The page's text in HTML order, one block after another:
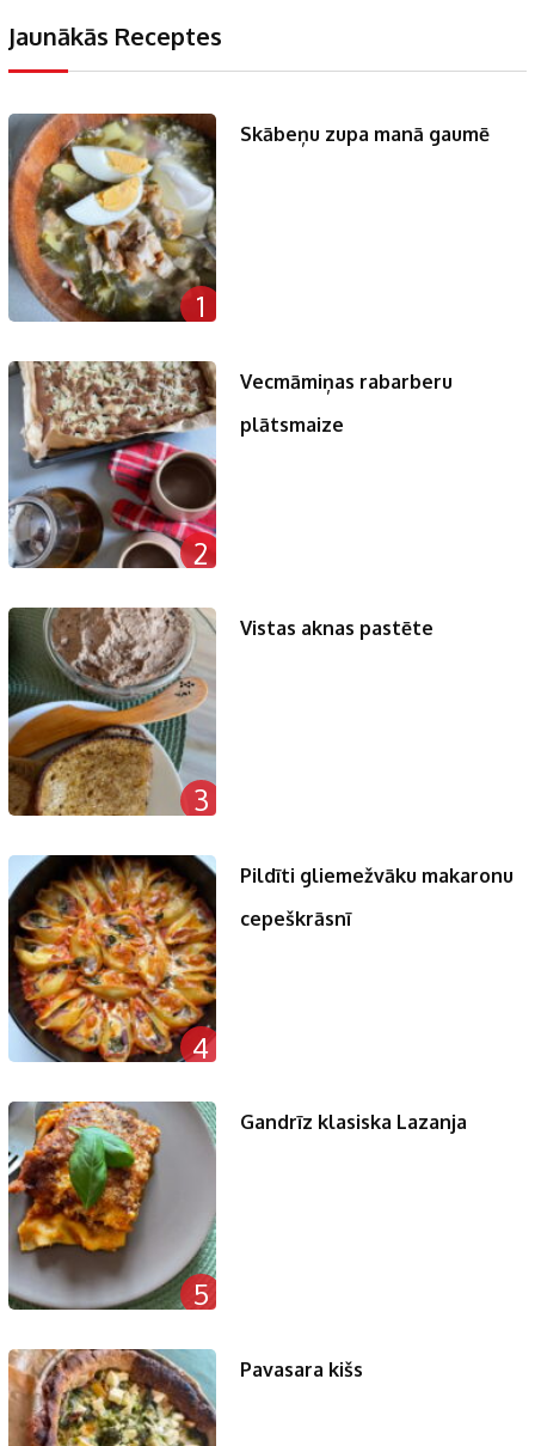
Jaunākās Receptes
1
Skābeņu zupa manā gaumē
2
Vecmāmiņas rabarberu
plātsmaize
3
Vistas aknas pastēte
4
Pildīti gliemežvāku makaronu
cepeškrāsnī
5
Gandrīz klasiska Lazanja
Pavasara kišs